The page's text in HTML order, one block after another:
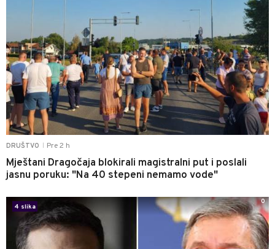
DRUŠTVO Pre 2 h
Mještani Dragočaja blokirali magistralni put i poslali
jasnu poruku: "Na 40 stepeni nemamo vode"
4 slika
0